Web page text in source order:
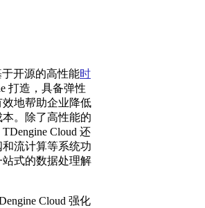
于开源的高性能时
打造，具备弹性
地帮助企业降低
。除了高性能的
Cloud 还
流计算等系统功
式的数据处理解
Cloud 强化